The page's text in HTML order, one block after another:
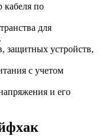
кабеля по
для
защитных устройств,
с учетом
и его